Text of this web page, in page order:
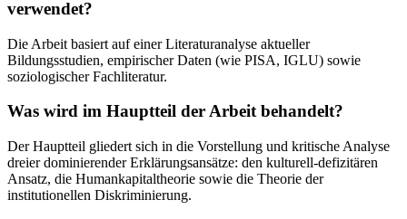
verwendet?
Die Arbeit basiert auf einer Literaturanalyse aktueller
Bildungsstudien, empirischer Daten (wie PISA, IGLU) sowie
soziologischer Fachliteratur.
Was wird im Hauptteil der Arbeit behandelt?
Der Hauptteil gliedert sich in die Vorstellung und kritische Analyse
dreier dominierender Erklärungsansätze: den kulturell-defizitären
Ansatz, die Humankapitaltheorie sowie die Theorie der
institutionellen Diskriminierung.